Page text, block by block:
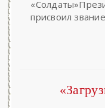
присвоил